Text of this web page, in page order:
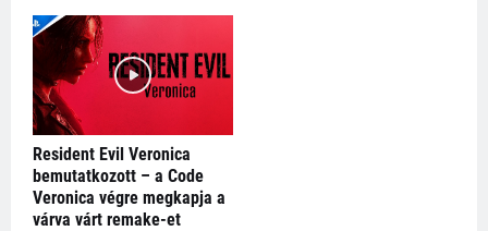
Resident Evil Veronica
bemutatkozott – a Code
Veronica végre megkapja a
várva várt remake-et